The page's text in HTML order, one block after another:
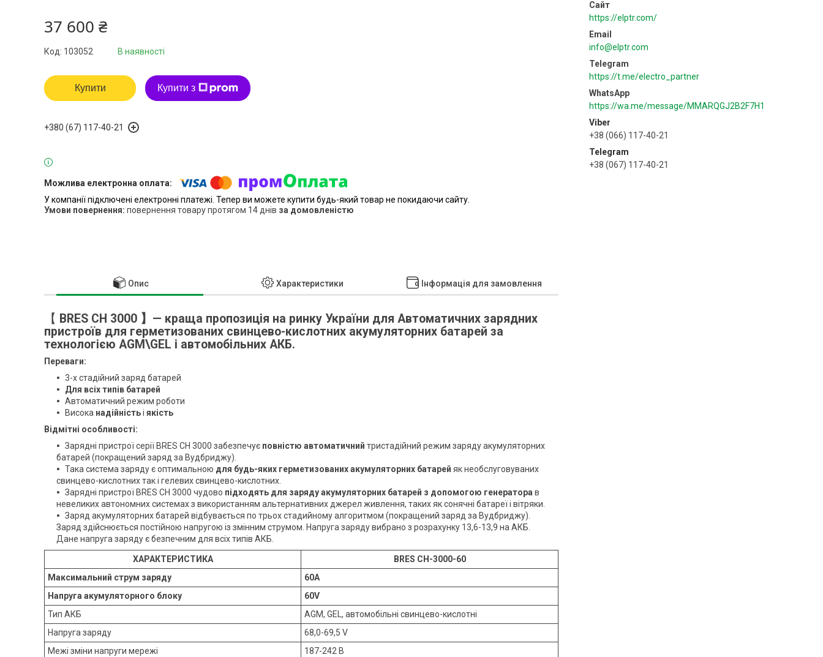
https://elptr.com/
info@elptr.com
https://t.me/electro_partner
https://wa.me/message/MMARQGJ2B2F7H1
Viber
+38 (066) 117-40-21
Telegram
+38 (067) 117-40-21
37 600 ₴
В наявності
Код: 103052
Купити Купити з
+380 (67) 117-40-21
У компанії підключені електронні платежі. Тепер ви можете купити будь-який товар не покидаючи сайту.
повернення товару протягом 14 днів за домовленістю
Опис Характеристики Інформація для замовлення
【 BRES CH 3000 】— краща пропозиція на ринку України для Автоматичних зарядних
пристроїв для герметизованих свинцево-кислотних акумуляторних батарей за
технологією AGM\GEL і автомобільних АКБ.
Переваги:
3-х стадійний заряд батарей
Для всіх типів батарей
Автоматичний режим роботи
Висока надійністьі якість
Відмітні особливості:
Зарядні пристрої серії BRES CH 3000 забезпечує повністю автоматичний тристадійний режим заряду акумуляторних
батарей (покращений заряд за Вудбриджу).
Така система заряду є оптимальною для будь-яких герметизованих акумуляторних батарей як необслуговуваних
свинцево-кислотних так і гелевих свинцево-кислотних.
Зарядні пристрої BRES CH 3000 чудово підходять для заряду акумуляторних батарей з допомогою генератора в
невеликих автономних системах з використанням альтернативних джерел живлення, таких як сонячні батареї і вітряки.
Заряд акумуляторних батарей відбувається по трьох стадийному алгоритмом (покращений заряд за Вудбриджу).
Заряд здійснюється постійною напругою із змінним струмом. Напруга заряду вибрано з розрахунку 13,6-13,9 на АКБ.
Дане напруга заряду є безпечним для всіх типів АКБ.
ХАРАКТЕРИСТИКА
BRES CH-3000-60
Максимальний струм заряду
60A
Напруга акумуляторного блоку
60V
Тип АКБ
AGM, GEL, автомобільні свинцево-кислотні
Напруга заряду
68,0-69,5 V
Межі зміни напруги мережі
187-242 В